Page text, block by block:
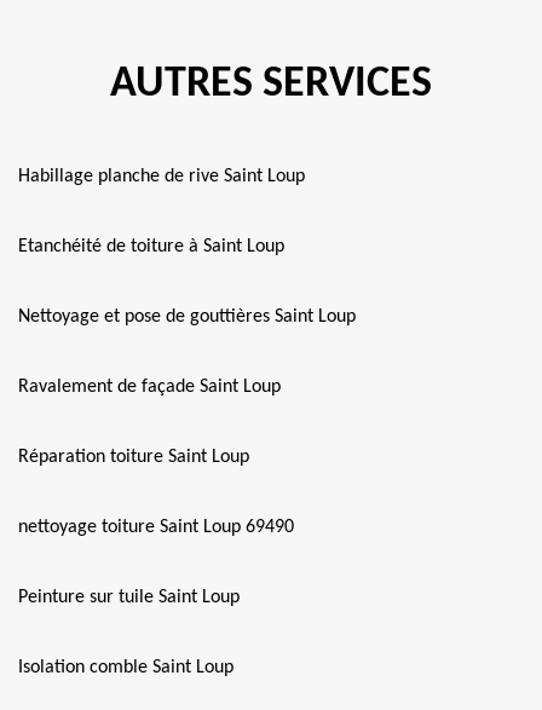
AUTRES SERVICES
Habillage planche de rive Saint Loup
Etanchéité de toiture à Saint Loup
Nettoyage et pose de gouttières Saint Loup
Ravalement de façade Saint Loup
Réparation toiture Saint Loup
nettoyage toiture Saint Loup 69490
Peinture sur tuile Saint Loup
Isolation comble Saint Loup